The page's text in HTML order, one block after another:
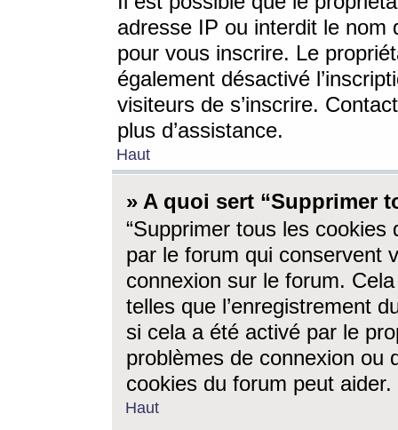
adresse IP ou interdit le nom
pour vous inscrire. Le
également désactivé
visiteurs de s’inscrire.
plus d’assistance.
Haut
» A quoi sert “Supprimer
“Supprimer tous les cookies
par le forum qui conservent
connexion sur le forum.
telles que l’enregistrement
si cela a été activé par le
problèmes de connexion ou
cookies du forum peut aider.
Haut